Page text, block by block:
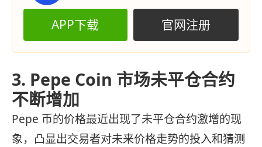
APP下载 官网注册
3. Pepe Coin 市场未平仓合约
不断增加
Pepe 币的价格最近出现了未平仓合约激增的现
象，凸显出交易者对未来价格走势的投入和猜测